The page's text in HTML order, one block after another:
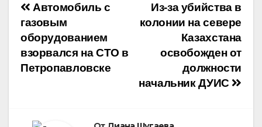
Навигация
по
записям
Из-за убийства в
колонии на севере
Казахстана
освобожден от
должности
начальник ДУИС
Автомобиль с
газовым
оборудованием
взорвался на СТО в
Петропавловске